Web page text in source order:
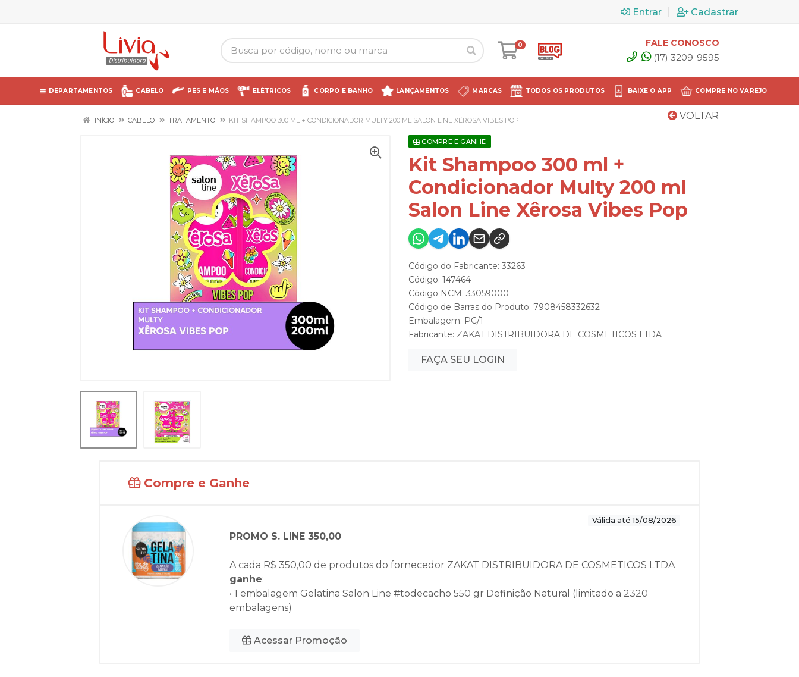
Entrar Cadastrar
0 FALE CONOSCO
(17) 3209-9595
DEPARTAMENTOS CABELO PÉS E MÃOS ELÉTRICOS CORPO E BANHO LANÇAMENTOS MARCAS TODOS OS PRODUTOS BAIXE O APP COMPRE NO VAREJO
VOLTAR
INÍCIO CABELO TRATAMENTO KIT SHAMPOO 300 ML + CONDICIONADOR MULTY 200 ML SALON LINE XÊROSA VIBES POP
COMPRE E GANHE
Kit Shampoo 300 ml +
Condicionador Multy 200 ml
Salon Line Xêrosa Vibes Pop
Código do Fabricante: 33263
Código: 147464
Código NCM: 33059000
Código de Barras do Produto: 7908458332632
Embalagem: PC/1
Fabricante: ZAKAT DISTRIBUIDORA DE COSMETICOS LTDA
FAÇA SEU LOGIN
Compre e Ganhe
Válida até 15/08/2026
PROMO S. LINE 350,00
A cada R$ 350,00 de produtos do fornecedor ZAKAT DISTRIBUIDORA DE COSMETICOS LTDA
ganhe:
• 1 embalagem Gelatina Salon Line #todecacho 550 gr Definição Natural (limitado a 2320
embalagens)
Acessar Promoção